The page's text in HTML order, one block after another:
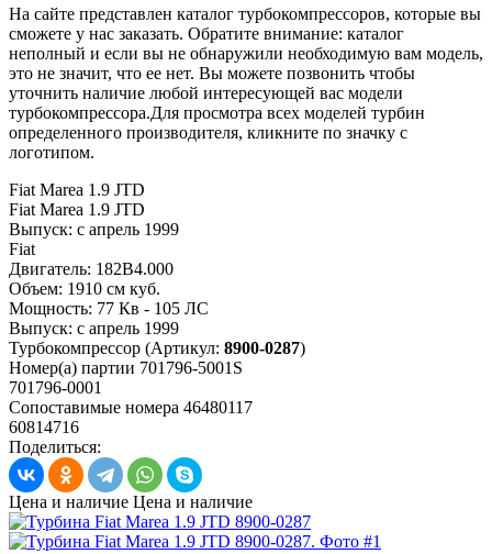
На сайте представлен каталог турбокомпрессоров, которые вы
сможете у нас заказать. Обратите внимание: каталог
неполный и если вы не обнаружили необходимую вам модель,
это не значит, что ее нет. Вы можете позвонить чтобы
уточнить наличие любой интересующей вас модели
турбокомпрессора.Для просмотра всех моделей турбин
определенного производителя, кликните по значку с
логотипом.
Fiat Marea 1.9 JTD
Fiat Marea 1.9 JTD
Выпуск: с апрель 1999
Fiat
Двигатель: 182B4.000
Объем: 1910 см куб.
Мощность: 77 Кв - 105 ЛС
Выпуск: с апрель 1999
Турбокомпрессор (Артикул: 8900-0287)
Номер(а) партии 701796-5001S
701796-0001
Сопоставимые номера 46480117
60814716
Поделиться:
Цена и наличие Цена и наличие